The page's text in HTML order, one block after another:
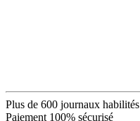
Plus de 600 journaux habilités
Paiement 100% sécurisé